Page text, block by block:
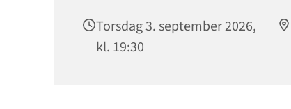
Torsdag 3. september 2026,
kl. 19:30